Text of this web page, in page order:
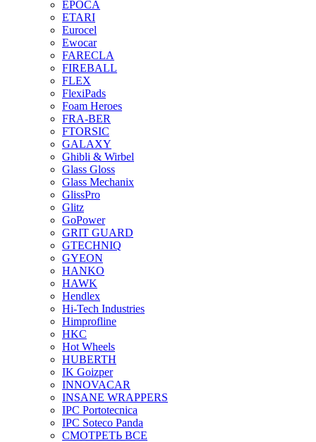
EPOCA
ETARI
Eurocel
Ewocar
FARECLA
FIREBALL
FLEX
FlexiPads
Foam Heroes
FRA-BER
FTORSIC
GALAXY
Ghibli & Wirbel
Glass Gloss
Glass Mechanix
GlissPro
Glitz
GoPower
GRIT GUARD
GTECHNIQ
GYEON
HANKO
HAWK
Hendlex
Hi-Tech Industries
Himprofline
HKC
Hot Wheels
HUBERTH
IK Goizper
INNOVACAR
INSANE WRAPPERS
IPC Portotecnica
IPC Soteco Panda
СМОТРЕТЬ ВСЕ